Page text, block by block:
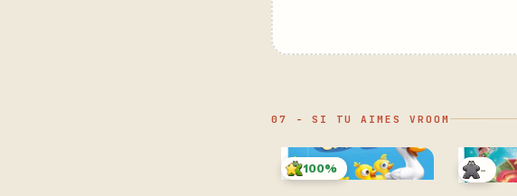
07 - SI TU AIMES VROOM
100% -